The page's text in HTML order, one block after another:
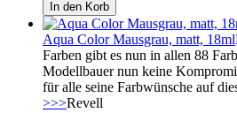
Aqua Color Mausgrau, matt, 18ml
Farben gibt es nun in allen 88
Modellbauer nun keine
für alle seine Farbwünsche auf
>>>Revell